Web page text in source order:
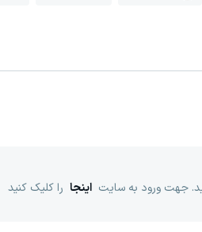
جهت ورود به سایت اینجا را کلیک کنید